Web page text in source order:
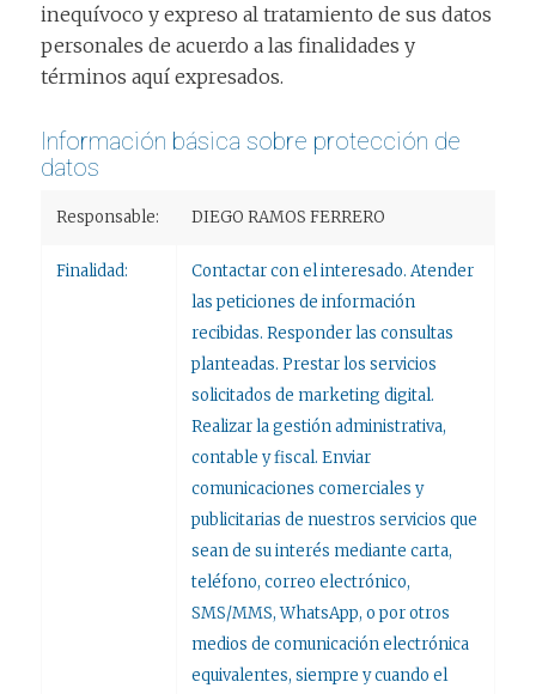
inequívoco y expreso al tratamiento de sus datos
personales de acuerdo a las finalidades y
términos aquí expresados.
Información básica sobre protección de
datos
Responsable: DIEGO RAMOS FERRERO
Finalidad:
Contactar con el interesado. Atender
las peticiones de información
recibidas. Responder las consultas
planteadas. Prestar los servicios
solicitados de marketing digital.
Realizar la gestión administrativa,
contable y fiscal. Enviar
comunicaciones comerciales y
publicitarias de nuestros servicios que
sean de su interés mediante carta,
teléfono, correo electrónico,
SMS/MMS, WhatsApp, o por otros
medios de comunicación electrónica
equivalentes, siempre y cuando el